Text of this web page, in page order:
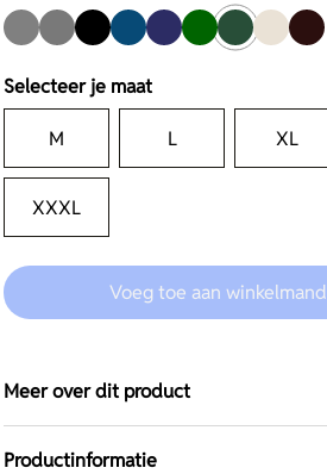
Selecteer je maat
M L XL
XXXL
Voeg toe aan winkelmand
Meer over dit product
Productinformatie